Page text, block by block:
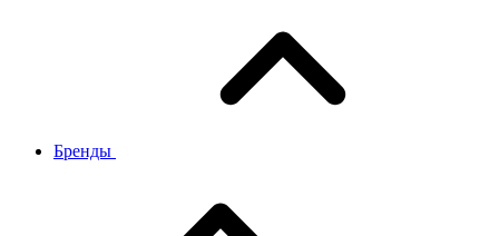
Бренды